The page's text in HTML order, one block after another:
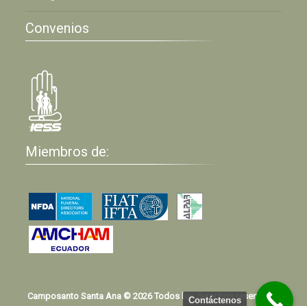
Convenios
Miembros de:
Camposanto Santa Ana © 2026 Todos los derechos reservados
Contáctenos